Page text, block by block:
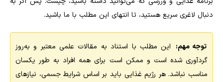
دنبال لاغری سریع هستید، تا انتهای این مطلب با ما باشید.
توجه مهم: این مطلب با استناد به مقالات علمی معتبر و به‌روز
گردآوری شده است و ممکن است برای همه افراد به طور یکسان
مناسب نباشد. هر رژیم غذایی باید بر اساس شرایط جسمی، نیازهای